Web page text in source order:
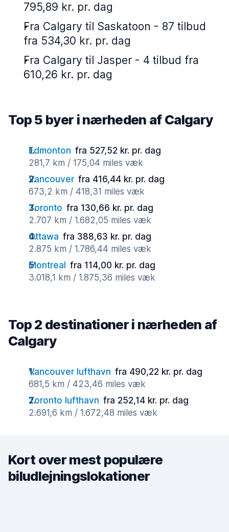
795,89 kr. pr. dag
Fra Calgary til Saskatoon - 87 tilbud
fra 534,30 kr. pr. dag
Fra Calgary til Jasper - 4 tilbud fra
610,26 kr. pr. dag
Top 5 byer i nærheden af Calgary
Edmonton fra 527,52 kr. pr. dag
281,7 km / 175,04 miles væk
Vancouver fra 416,44 kr. pr. dag
673,2 km / 418,31 miles væk
Toronto fra 130,66 kr. pr. dag
2.707 km / 1.682,05 miles væk
Ottawa fra 388,63 kr. pr. dag
2.875 km / 1.786,44 miles væk
Montreal
fra 114,00 kr. pr. dag
3.018,1 km / 1.875,36 miles væk
Top 2 destinationer i nærheden af
Calgary
Vancouver lufthavn fra 490,22 kr. pr. dag
681,5 km / 423,46 miles væk
Toronto lufthavn fra 252,14 kr. pr. dag
2.691,6 km / 1.672,48 miles væk
Kort over mest populære
biludlejningslokationer